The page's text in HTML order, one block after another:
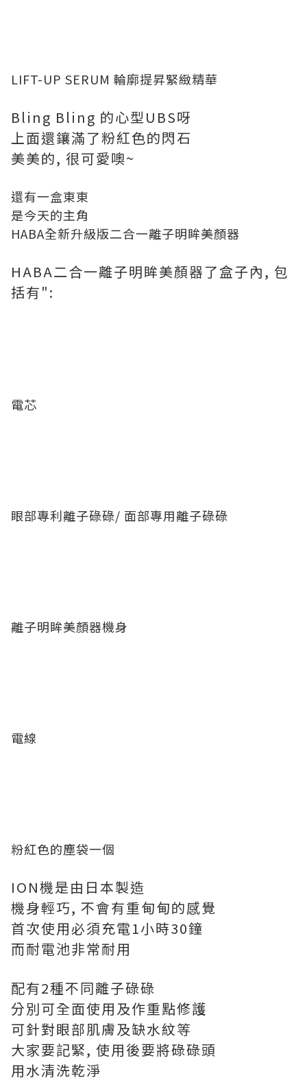
LIFT-UP SERUM 輪廓提昇緊緻精華
Bling Bling 的心型UBS呀
上面還鑲滿了粉紅色的閃石
美美的, 很可愛噢~
還有一盒東東
是今天的主角
HABA全新升級版二合一離子明眸美顏器
HABA二合一離子明眸美顏器了盒子內, 包
括有":
電芯
眼部專利離子碌碌/ 面部專用離子碌碌
離子明眸美顏器機身
電線
粉紅色的塵袋一個
ION機是由日本製造
機身輕巧, 不會有重甸甸的感覺
首次使用必須充電1小時30鐘
而耐電池非常耐用
配有2種不同離子碌碌
分別可全面使用及作重點修護
可針對眼部肌膚及缺水紋等
大家要記緊, 使用後要將碌碌頭
用水清洗乾淨